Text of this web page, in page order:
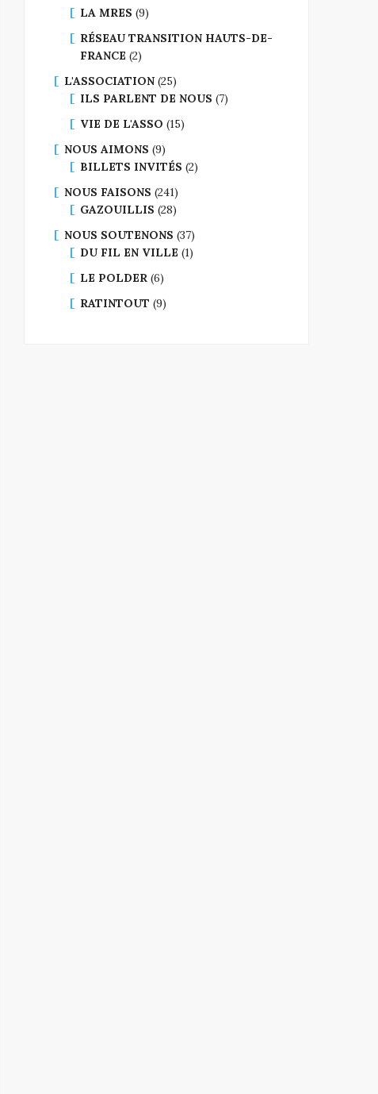
LA MRES (9)
RÉSEAU TRANSITION HAUTS-DE-
FRANCE (2)
L'ASSOCIATION (25)
ILS PARLENT DE NOUS (7)
VIE DE L'ASSO (15)
NOUS AIMONS (9)
BILLETS INVITÉS (2)
NOUS FAISONS (241)
GAZOUILLIS (28)
NOUS SOUTENONS (37)
DU FIL EN VILLE (1)
LE POLDER (6)
RATINTOUT (9)